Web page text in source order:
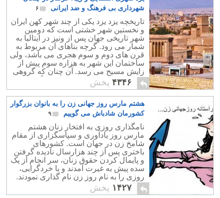
شهرداری بی فرهنگ و ضد ایرانی
۶
تاریخچه یزد یزد یکی از چند شهر کهن ایران
و نخستین شهر خشتی است که دومین
شهر تاریخی جهان پس از ونیز در ایتالیا به
شمار می رود. گرچه بناهای آن مربوط به
قرن های دوم و سوم هجری می باشد، ولی
ساختمان این شهر به هزاره سوم پیش از
زایش مسیح می رسد. آن چنان که گروهی
از پیشدادیان در این سرزمین جایگزین
شدند.
۴۳۴۶ پخش
هشتم مارس روز جهانی زن را به بانوان بزرگوار
کشورمان شادباش می گوییم
۹
نامگذاری روزی به افتخار زنان هشتم
مارس روز یادآوری و سپاسگزاری از مقام
شامخ زن در جهان است. کشورهای
باختری پس از چند هزارسال نادیده گرفتن
و پایمال کردن حقوق زنان، سر انجام از یک
سده پیش به غیرت آمدند و با خردگرایی،
روزی را به نام روز زن نام گذاری نمودند.
این روز خجسته بر زنان کشورمان خجسته
باد.
۱۴۲۷ پخش